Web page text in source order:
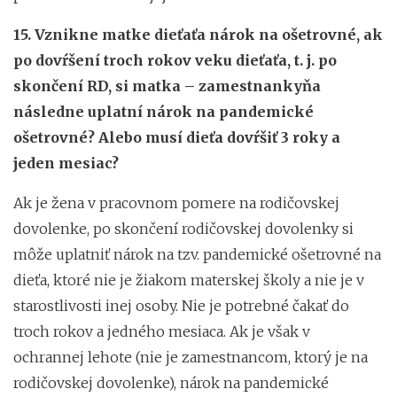
15. Vznikne matke dieťaťa nárok na ošetrovné, ak
po dovŕšení troch rokov veku dieťaťa, t. j. po
skončení RD, si matka – zamestnankyňa
následne uplatní nárok na pandemické
ošetrovné? Alebo musí dieťa dovŕšiť 3 roky a
jeden mesiac?
Ak je žena v pracovnom pomere na rodičovskej
dovolenke, po skončení rodičovskej dovolenky si
môže uplatniť nárok na tzv. pandemické ošetrovné na
dieťa, ktoré nie je žiakom materskej školy a nie je v
starostlivosti inej osoby. Nie je potrebné čakať do
troch rokov a jedného mesiaca. Ak je však v
ochrannej lehote (nie je zamestnancom, ktorý je na
rodičovskej dovolenke), nárok na pandemické